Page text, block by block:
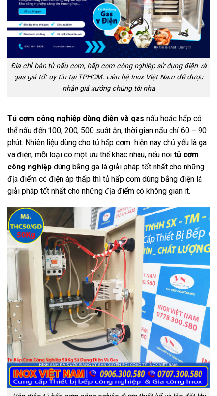
Địa chỉ bán tủ nấu cơm, hấp cơm công nghiệp sử dụng điện và
gas giá tốt uy tín tại TPHCM. Liên hệ Inox Việt Nam để được
nhận giá xưởng chúng tôi nha
Tủ cơm công nghiệp dùng điện và gas nấu hoặc hấp có
thể nấu đến 100, 200, 500 suất ăn, thời gian nấu chỉ 60 – 90
phút. Nhiên liệu dùng cho tủ hấp cơm hiện nay chủ yếu là ga
và điện, mỗi loại có một ưu thế khác nhau, nếu nói tủ cơm
công nghiệp dùng bằng ga là giải pháp tốt nhất cho những
địa điểm có điện áp thấp thì tủ hấp cơm dùng bằng điện là
giải pháp tốt nhất cho những địa điểm có không gian ít.